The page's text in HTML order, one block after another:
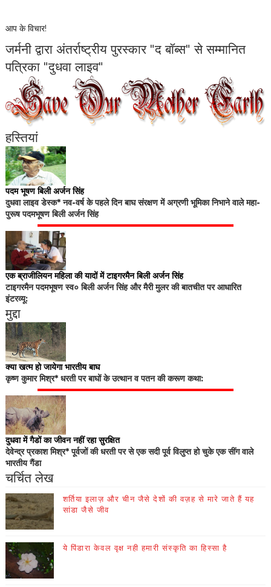
आप के विचार!
जर्मनी द्वारा अंतर्राष्ट्रीय पुरस्कार "द बॉब्स" से सम्मानित
पत्रिका "दुधवा लाइव"
हस्तियां
पदम भूषण बिली अर्जन सिंह
दुधवा लाइव डेस्क* नव-वर्ष के पहले दिन बाघ संरक्षण में अग्रणी भूमिका निभाने वाले महा-
पुरूष पदमभूषण बिली अर्जन सिंह
एक ब्राजीलियन महिला की यादों में टाइगरमैन बिली अर्जन सिंह
टाइगरमैन पदमभूषण स्व० बिली अर्जन सिंह और मैरी मुलर की बातचीत पर आधारित
इंटरव्यू:
मुद्दा
क्या खत्म हो जायेगा भारतीय बाघ
कृष्ण कुमार मिश्र* धरती पर बाघों के उत्थान व पतन की करूण कथा:
दुधवा में गैडों का जीवन नहीं रहा सुरक्षित
देवेन्द्र प्रकाश मिश्र* पूर्वजों की धरती पर से एक सदी पूर्व विलुप्त हो चुके एक सींग वाले
भारतीय गैंडा
चर्चित लेख
शर्तिया इलाज़ और चीन जैसे देशों की वज़ह से मारे जाते हैं यह
सांडा जैसे जीव
ये पिंडारा केवल वृक्ष नही हमारी संस्कृति का हिस्सा है